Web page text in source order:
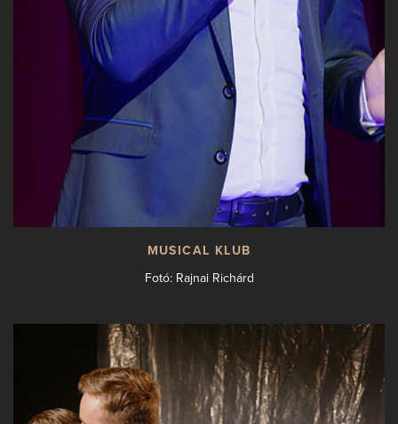
MUSICAL KLUB
Fotó: Rajnai Richárd